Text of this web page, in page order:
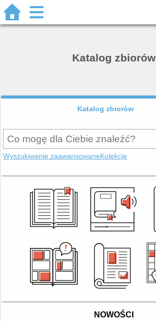
Katalog zbiorów
Katalog zbiorów
Wyszukiwanie zaawansowaneKolekcje
NOWOŚCI